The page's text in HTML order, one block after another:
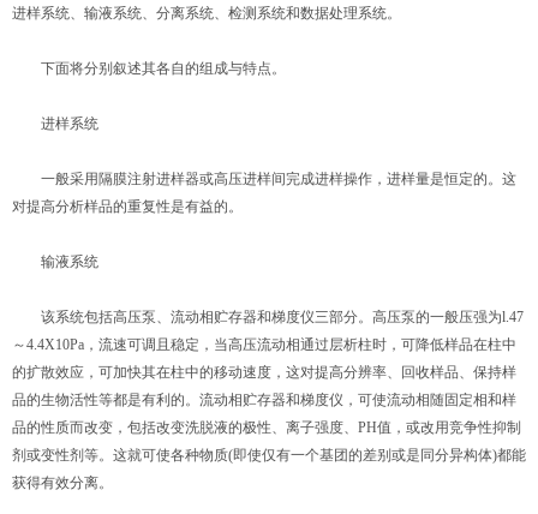
进样系统、输液系统、分离系统、检测系统和数据处理系统。
下面将分别叙述其各自的组成与特点。
进样系统
一般采用隔膜注射进样器或高压进样间完成进样操作，进样量是恒定的。这
对提高分析样品的重复性是有益的。
输液系统
该系统包括高压泵、流动相贮存器和梯度仪三部分。高压泵的一般压强为l.47
～4.4X10Pa，流速可调且稳定，当高压流动相通过层析柱时，可降低样品在柱中
的扩散效应，可加快其在柱中的移动速度，这对提高分辨率、回收样品、保持样
品的生物活性等都是有利的。流动相贮存器和梯度仪，可使流动相随固定相和样
品的性质而改变，包括改变洗脱液的极性、离子强度、PH值，或改用竞争性抑制
剂或变性剂等。这就可使各种物质(即使仅有一个基团的差别或是同分异构体)都能
获得有效分离。